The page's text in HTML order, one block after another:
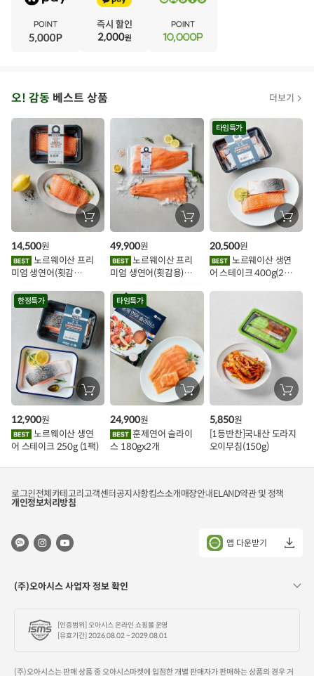
아
시
인
이
트
오! 감동 베스트 상품 더보기
장
바
에
담
노르웨이산 프리
미엄 생연어(횟감
14,500원
장
바
에
담
기
노르웨이산 프리
미엄 생연어(횟감용)
49,900원
타임특가
장
바
에
담
기
어 스테이크 400g(2조
20,500원
한정특가
장
바
에
담
기
노르웨이산 생연
어 스테이크 250g (1팩)
12,900원
타임특가
장
바
에
담
훈제연어 슬라이
스 180gx2개
24,900원
장
바
에
담
[1등반찬]국내산 도라지
오이무침(150g)
5,850원
로그인전체카테고리고객센터공지사항킴스소개매장안내ELAND약관 및 정책
개인정보처리방침
앱 다운받기
(주)오아시스 사업자 정보 확인
[인증범위] 오아시스 온라인 쇼핑몰 운영
[유효기간] 2026.08.02 ~ 2029.08.01
(주)오아시스는 판매 상품 중 오아시스마켓에 입점한 개별 판매자가 판매하는 상품의 경우 거